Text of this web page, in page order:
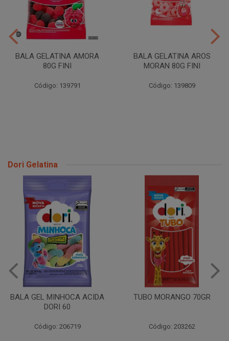
BALA GELATINA AMORA
80G FINI
Código: 139791
BALA GELATINA AROS
MORAN 80G FINI
Código: 139809
Dori Gelatina
BALA GEL MINHOCA ACIDA
DORI 60
Código: 206719
TUBO MORANGO 70GR
Código: 203262